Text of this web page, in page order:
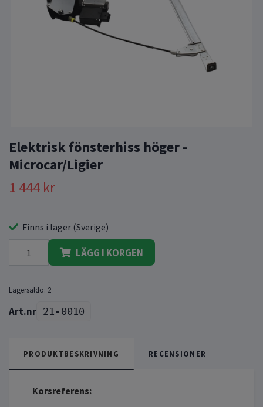
Elektrisk fönsterhiss höger -
Microcar/Ligier
1 444 kr
Finns i lager (Sverige)
LÄGG I KORGEN
Lagersaldo: 2
21-0010
PRODUKTBESKRIVNING RECENSIONER
Korsreferens: